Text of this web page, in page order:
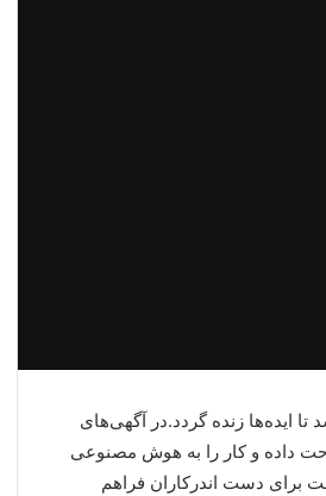
ایده‌ها زنده گردد.در آگهی‌های
داده و کار را به هوش مصنوعی
برای دست اندرکاران فراهم